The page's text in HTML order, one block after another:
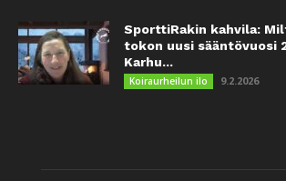
SporttiRakin kahvila:
tokon uusi sääntövuosi
Karhu...
Koiraurheilun ilo 9.2.2026